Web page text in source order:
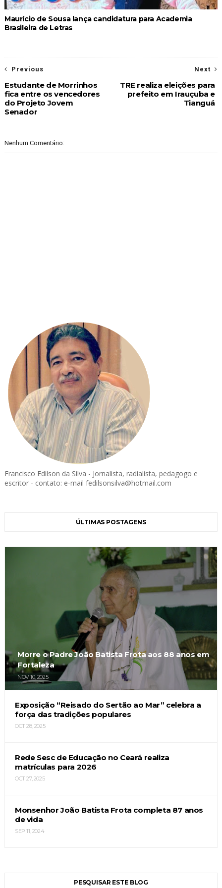
Maurício de Sousa lança candidatura para Academia
Brasileira de Letras
Next
TRE realiza eleições para
prefeito em Irauçuba e
Tianguá
Previous
Estudante de Morrinhos
fica entre os vencedores
do Projeto Jovem
Senador
Nenhum Comentário:
Francisco Edilson da Silva - Jornalista, radialista, pedagogo e
escritor - contato: e-mail fedilsonsilva@hotmail.com
ÚLTIMAS POSTAGENS
Morre o Padre João Batista Frota aos 88 anos em
Fortaleza
NOV 10, 2025
Exposição “Reisado do Sertão ao Mar” celebra a
força das tradições populares
OCT 28, 2025
Rede Sesc de Educação no Ceará realiza
matrículas para 2026
OCT 27, 2025
Monsenhor João Batista Frota completa 87 anos
de vida
SEP 11, 2024
PESQUISAR ESTE BLOG